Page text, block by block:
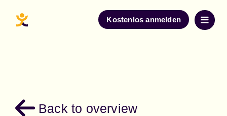
Kostenlos anmelden
Back to overview